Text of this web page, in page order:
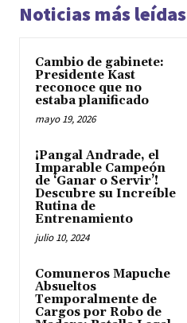
Noticias más leídas
Cambio de gabinete:
Presidente Kast
reconoce que no
estaba planificado
mayo 19, 2026
¡Pangal Andrade, el
Imparable Campeón
de ‘Ganar o Servir’!
Descubre su Increíble
Rutina de
Entrenamiento
julio 10, 2024
Comuneros Mapuche
Absueltos
Temporalmente de
Cargos por Robo de